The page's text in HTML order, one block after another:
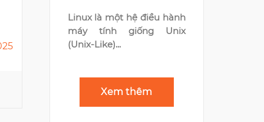
ONE MOUNT GROUP
5
Linux là một hệ điều hành
máy tính giống Unix
(Unix-Like)...
Xem thêm